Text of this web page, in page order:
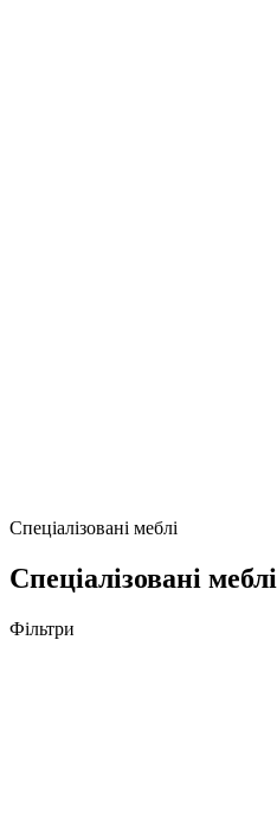
Спеціалізовані меблі
Спеціалізовані меблі
Фільтри